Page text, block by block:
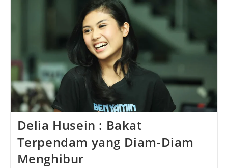
Delia Husein : Bakat
Terpendam yang Diam-Diam
Menghibur